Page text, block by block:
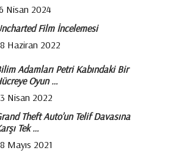
Nisan 2024
Film İncelemesi
Haziran 2022
Adamları Petri Kabındaki Bir
Oyun …
Nisan 2022
Theft Auto’un Telif Davasına
Tek …
Mayıs 2021